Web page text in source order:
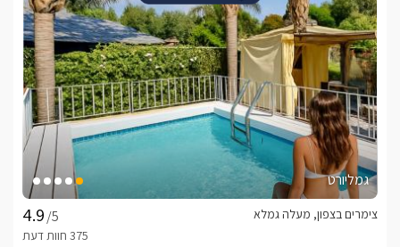
גמליורט
/5
צימרים בצפון, מעלה גמלא